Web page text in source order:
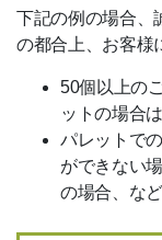
下記の例の場合、
の都合上、お客様
50個以上の
ットの場合
パレットで
ができない
の場合、など
輸入代行サービス